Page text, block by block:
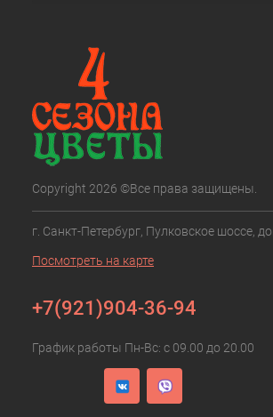
Copyright 2026 ©Все права защищены.
г. Санкт-Петербург, Пулковское шоссе,
Посмотреть на карте
+7(921)904-36-94
График работы Пн-Вс: с 09.00 до 20.00